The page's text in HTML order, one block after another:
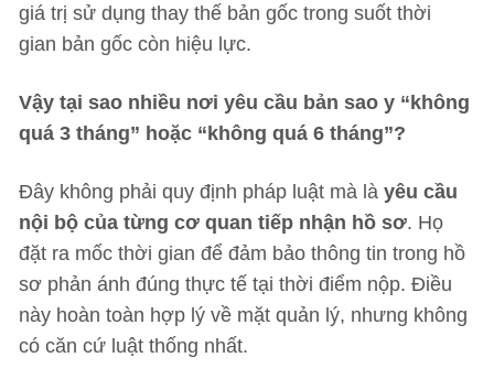
giá trị sử dụng thay thế bản gốc trong suốt thời
gian bản gốc còn hiệu lực.
Vậy tại sao nhiều nơi yêu cầu bản sao y “không
quá 3 tháng” hoặc “không quá 6 tháng”?
Đây không phải quy định pháp luật mà là yêu cầu
nội bộ của từng cơ quan tiếp nhận hồ sơ. Họ
đặt ra mốc thời gian để đảm bảo thông tin trong hồ
sơ phản ánh đúng thực tế tại thời điểm nộp. Điều
này hoàn toàn hợp lý về mặt quản lý, nhưng không
có căn cứ luật thống nhất.